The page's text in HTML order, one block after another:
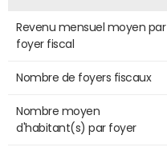
Revenu mensuel moyen par
foyer fiscal
Nombre de foyers fiscaux
Nombre moyen
d'habitant(s) par foyer